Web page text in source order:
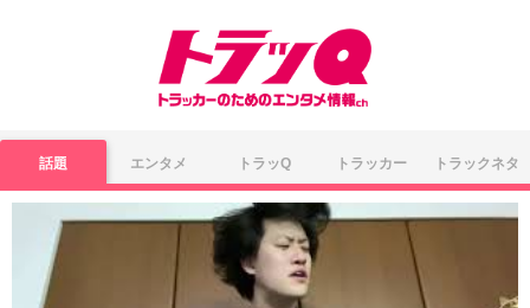
話題 エンタメ トラッQ トラッカー トラックネタ